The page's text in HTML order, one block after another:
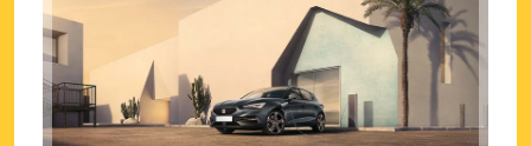
Posebni popusti
Pristupite ekskluzivnim ponudama naših
dobavljača